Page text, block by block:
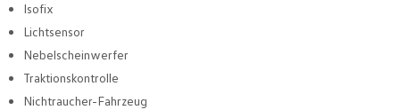
Isofix
Lichtsensor
Nebelscheinwerfer
Traktionskontrolle
Nichtraucher-Fahrzeug